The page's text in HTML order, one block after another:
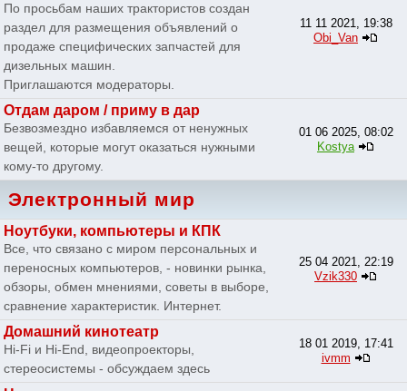
По просьбам наших трактористов создан
раздел для размещения объявлений о
продаже специфических запчастей для
дизельных машин.
Приглашаются модераторы.
11 11 2021, 19:38
Obi_Van
Отдам даром / приму в дар
Безвозмездно избавляемся от ненужных
вещей, которые могут оказаться нужными
кому-то другому.
01 06 2025, 08:02
Kostya
Электронный мир
Ноутбуки, компьютеры и КПК
Все, что связано с миром персональных и
переносных компьютеров, - новинки рынка,
обзоры, обмен мнениями, советы в выборе,
сравнение характеристик. Интернет.
25 04 2021, 22:19
Vzik330
Домашний кинотеатр
Hi-Fi и Hi-End, видеопроекторы,
стереосистемы - обсуждаем здесь
18 01 2019, 17:41
ivmm